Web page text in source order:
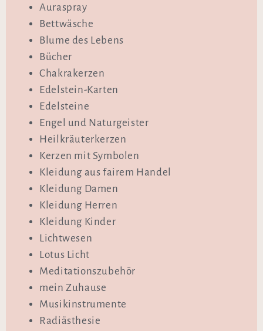
Auraspray
Bettwäsche
Blume des Lebens
Bücher
Chakrakerzen
Edelstein-Karten
Edelsteine
Engel und Naturgeister
Heilkräuterkerzen
Kerzen mit Symbolen
Kleidung aus fairem Handel
Kleidung Damen
Kleidung Herren
Kleidung Kinder
Lichtwesen
Lotus Licht
Meditationszubehör
mein Zuhause
Musikinstrumente
Radiästhesie